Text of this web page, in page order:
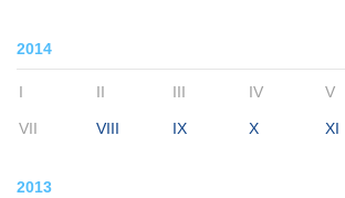
2014
I II III IV V
VII VIII IX X XI
2013